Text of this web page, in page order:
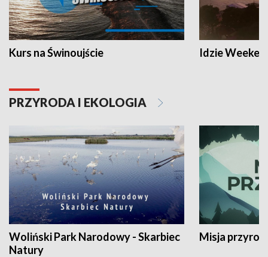
Kurs na Świnoujście Idzie
PRZYRODA I EKOLOGIA
Woliński Park Narodowy - Skarbiec
Natury
Misja